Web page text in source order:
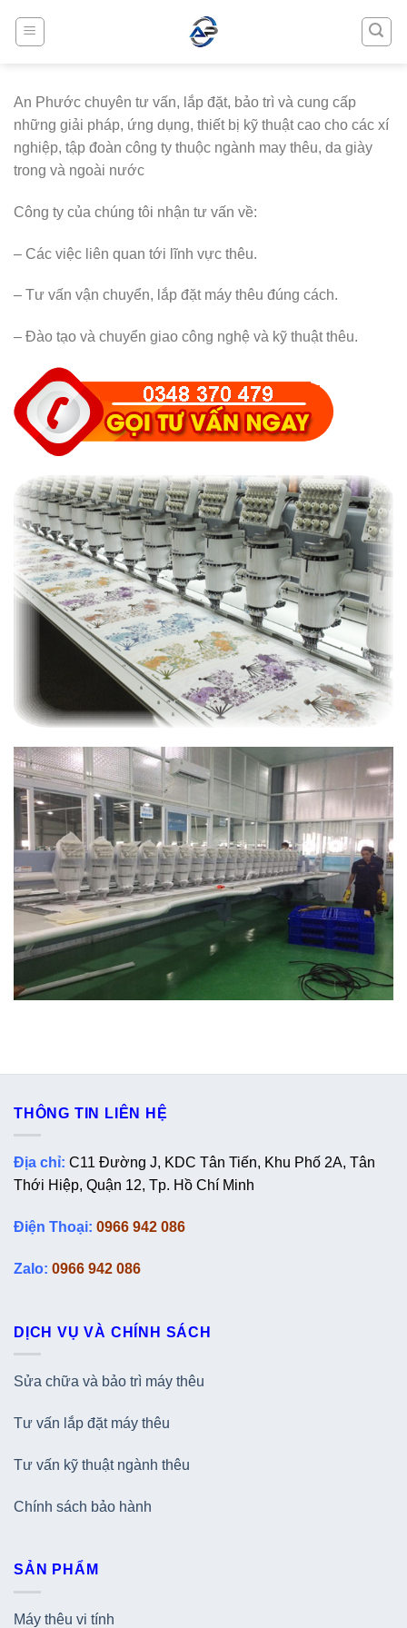
An Phước chuyên tư vấn, lắp đặt, bảo trì và cung cấp
những giải pháp, ứng dụng, thiết bị kỹ thuật cao cho các xí
nghiệp, tập đoàn công ty thuộc ngành may thêu, da giày
trong và ngoài nước
Công ty của chúng tôi nhận tư vấn về:
– Các việc liên quan tới lĩnh vực thêu.
– Tư vấn vận chuyển, lắp đặt máy thêu đúng cách.
– Đào tạo và chuyển giao công nghệ và kỹ thuật thêu.
THÔNG TIN LIÊN HỆ
Địa chỉ: C11 Đường J, KDC Tân Tiến, Khu Phố 2A, Tân
Thới Hiệp, Quận 12, Tp. Hồ Chí Minh
Điện Thoại: 0966 942 086
Zalo: 0966 942 086
DỊCH VỤ VÀ CHÍNH SÁCH
Sửa chữa và bảo trì máy thêu
Tư vấn lắp đặt máy thêu
Tư vấn kỹ thuật ngành thêu
Chính sách bảo hành
SẢN PHẨM
Máy thêu vi tính